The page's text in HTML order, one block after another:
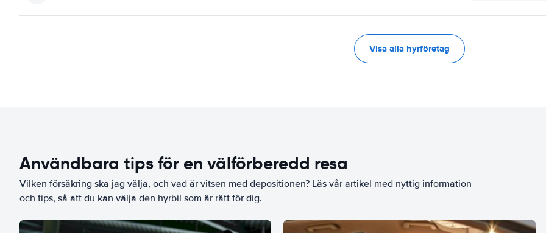
Visa alla hyrföretag
Användbara tips för en välförberedd resa
Vilken försäkring ska jag välja, och vad är vitsen med depositionen? Läs vår artikel med nyttig information
och tips, så att du kan välja den hyrbil som är rätt för dig.